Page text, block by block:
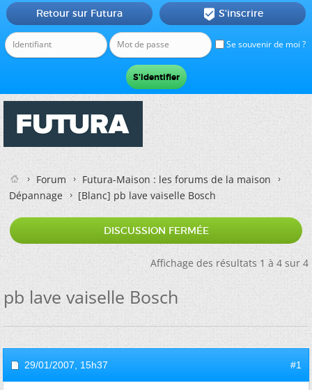
Se souvenir de moi ?
Retour sur Futura  S'inscrire
Forum
Futura-Maison : les forums de la maison
Dépannage
[Blanc]pb lave vaiselle Bosch
DISCUSSION FERMÉE
Affichage des résultats 1 à 4 sur 4
pb lave vaiselle Bosch
29/01/2007, 15h37 #1